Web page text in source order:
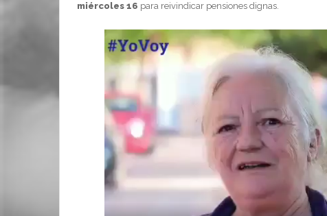
miércoles 16 para reivindicar pensiones dignas.